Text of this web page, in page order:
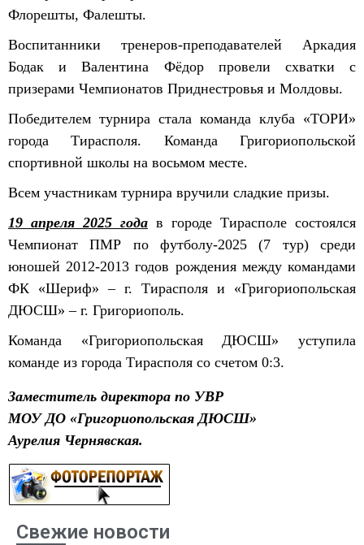
Флорешты, Фалешты.
Воспитанники тренеров-преподавателей Аркадия
Бодак и Валентина Фёдор провели схватки с
призерами Чемпионатов Приднестровья и Молдовы.
Победителем турнира стала команда клуба «ТОРИ»
города Тирасполя. Команда Григориопольской
спортивной школы на восьмом месте.
Всем участникам турнира вручили сладкие призы.
19 апреля 2025 года в городе Тирасполе состоялся
Чемпионат ПМР по футболу-2025 (7 тур) среди
юношей 2012-2013 годов рождения между командами
ФК «Шериф» – г. Тирасполя и «Григориопольская
ДЮСШ» – г. Григориополь.
Команда «Григориопольская ДЮСШ» уступила
команде из города Тирасполя со счетом 0:3.
Заместитель директора по УВР
МОУ ДО «Григориопольская ДЮСШ»
Аурелия Чернявская.
Свежие новости